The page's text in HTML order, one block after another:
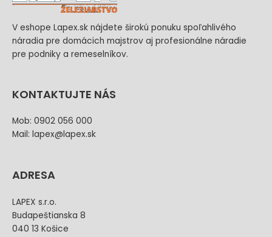
V eshope Lapex.sk nájdete širokú ponuku spoľahlivého
náradia pre domácich majstrov aj profesionálne náradie
pre podniky a remeselníkov.
KONTAKTUJTE NÁS
Mob: 0902 056 000
Mail: lapex@lapex.sk
ADRESA
LAPEX s.r.o.
Budapeštianska 8
040 13 Košice